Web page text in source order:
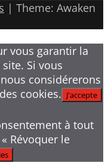
| Theme: Awaken
vous garantir la
Si vous
considérerons
cookies. J'accepte
à tout
Révoquer le